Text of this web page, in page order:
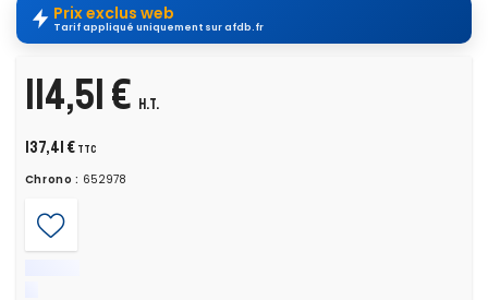
Prix exclus web
Tarif appliqué uniquement sur afdb.fr
114,51 € H.T.
137,41 € TTC
Chrono : 652978